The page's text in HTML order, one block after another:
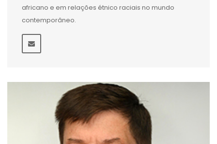
africano e em relações étnico raciais no mundo
contemporâneo.